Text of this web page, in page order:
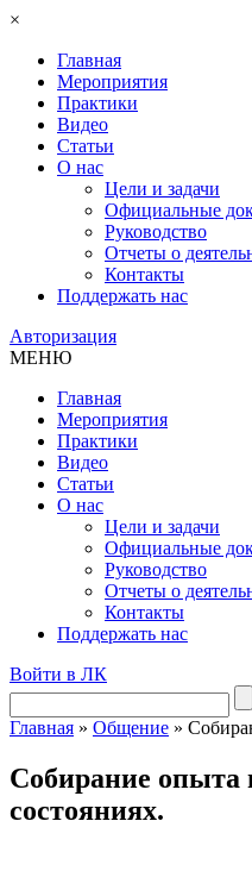
×
Главная
Мероприятия
Практики
Видео
Статьи
О нас
Цели и задачи
Официальные
Руководство
Отчеты о
Контакты
Поддержать нас
Авторизация
МЕНЮ
Главная
Мероприятия
Практики
Видео
Статьи
О нас
Цели и задачи
Официальные
Руководство
Отчеты о
Контакты
Поддержать нас
Войти в ЛК
Главная » Общение »
Собирание опыта
состояниях.